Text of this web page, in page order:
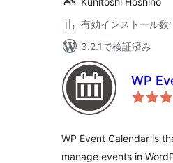
有効インストール数
3.2.1で検証済み
WP
WP Event Calendar is
manage events in